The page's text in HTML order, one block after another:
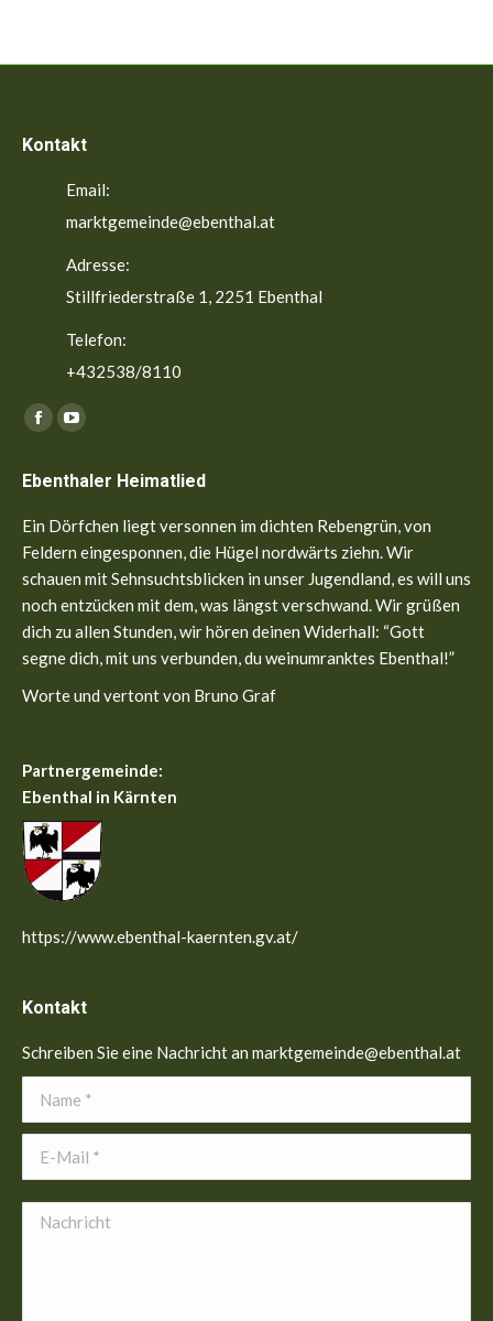
Kontakt
Email:
marktgemeinde@ebenthal.at
Adresse:
Stillfriederstraße 1, 2251 Ebenthal
Telefon:
+432538/8110
Finden Sie uns auf:
Facebook
opens
in
new
window
YouTube
opens
in
new
window
Ebenthaler Heimatlied
Ein Dörfchen liegt versonnen im dichten Rebengrün, von
Feldern eingesponnen, die Hügel nordwärts ziehn. Wir
schauen mit Sehnsuchtsblicken in unser Jugendland, es will uns
noch entzücken mit dem, was längst verschwand. Wir grüßen
dich zu allen Stunden, wir hören deinen Widerhall: “Gott
segne dich, mit uns verbunden, du weinumranktes Ebenthal!”
Worte und vertont von Bruno Graf
Partnergemeinde:
Ebenthal in Kärnten
https://www.ebenthal-kaernten.gv.at/
Kontakt
Schreiben Sie eine Nachricht an marktgemeinde@ebenthal.at
Name *
E-Mail *
Nachricht